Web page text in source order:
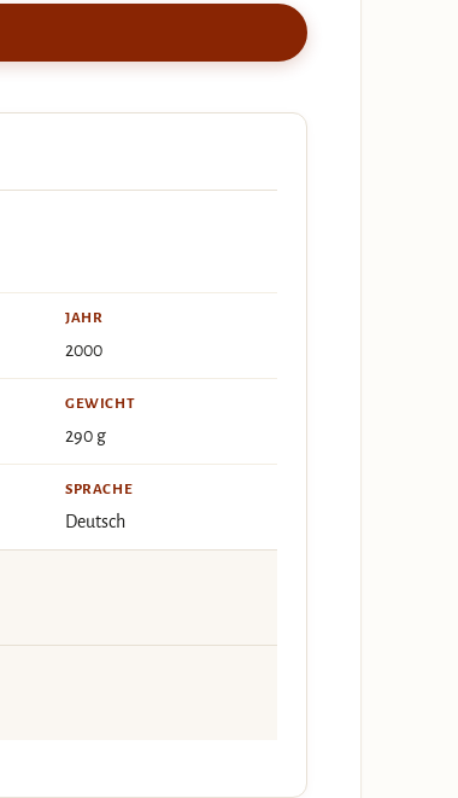
JAHR
2000
GEWICHT
290 g
SPRACHE
Deutsch